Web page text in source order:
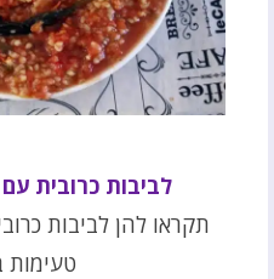
לביבות כרובית עם
תקראו להן לביבות